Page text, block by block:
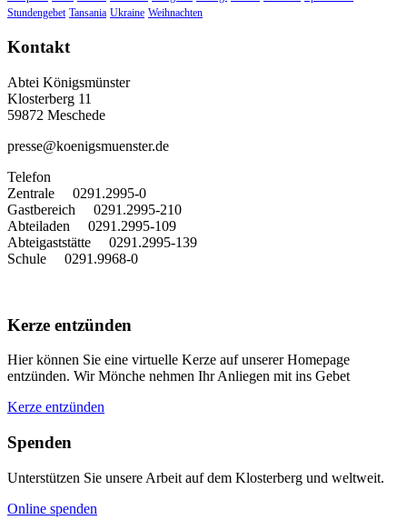
Stundengebet Tansania Ukraine Weihnachten
Kontakt
Abtei Königsmünster
Klosterberg 11
59872 Meschede
presse@koenigsmuenster.de
Telefon
Zentrale 0291.2995-0
Gastbereich 0291.2995-210
Abteiladen 0291.2995-109
Abteigaststätte 0291.2995-139
Schule 0291.9968-0
Kerze entzünden
Hier können Sie eine virtuelle Kerze auf unserer Homepage
entzünden. Wir Mönche nehmen Ihr Anliegen mit ins Gebet
Kerze entzünden
Spenden
Unterstützen Sie unsere Arbeit auf dem Klosterberg und weltweit.
Online spenden